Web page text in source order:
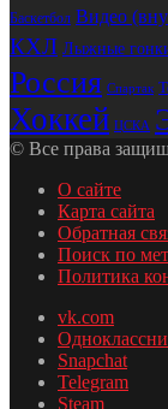
Баскетбол Видео
КХЛ Лыжные
Россия Спартак
Хоккей ЦСКА
© Все права
О сайте
Карта сайта
Обратная
Поиск по
Политика
vk.com
Snapchat
Telegram
Steam